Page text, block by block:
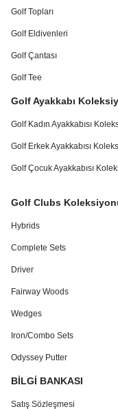
Golf Topları
Golf Eldivenleri
Golf Çantası
Golf Tee
Golf Ayakkabı
Golf Kadın Ayakkabısı
Golf Erkek Ayakkabısı
Golf Çocuk Ayakkabısı
Golf Clubs
Hybrids
Complete Sets
Driver
Fairway Woods
Wedges
Iron/Combo Sets
Odyssey Putter
BİLGİ BANKASI
Satış Sözleşmesi